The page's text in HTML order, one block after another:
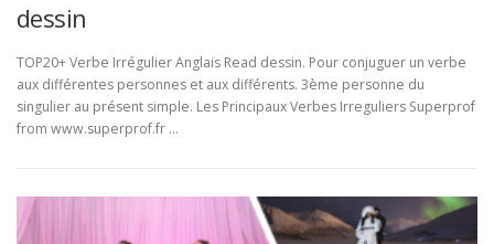
dessin
TOP20+ Verbe Irrégulier Anglais Read dessin. Pour conjuguer un verbe
aux différentes personnes et aux différents. 3ème personne du
singulier au présent simple. Les Principaux Verbes Irreguliers Superprof
from www.superprof.fr …